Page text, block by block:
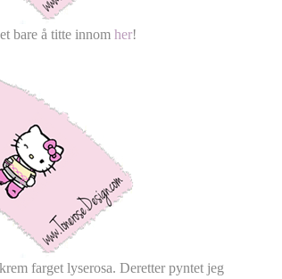
bare å titte innom her!
farget lyserosa. Deretter pyntet jeg